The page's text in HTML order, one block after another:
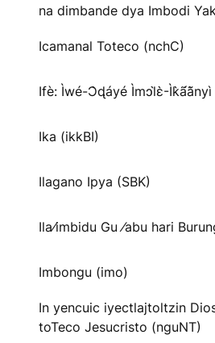
na dimbande dya Imbodi
Icamanal Toteco (nchC)
Ifè: Ìwé-Ɔ̀ɖáyé Ìmↄl̀ɛ̀-Ìk̀ã́ã̀nyì
Ika (ikkBI)
Ilagano Ipya (SBK)
Ila⁄imbidu Gu ⁄abu hari
Imbongu (imo)
In yencuic iyectlajtoltzin
toTeco Jesucristo (nguNT)